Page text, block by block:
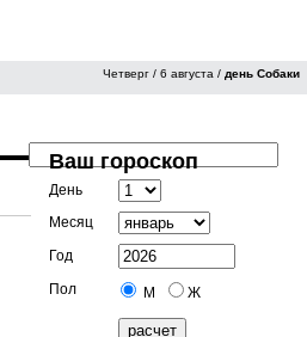
Четверг / 6 августа / день Собаки
Ваш гороскоп
День
Месяц
Год
Пол
М Ж